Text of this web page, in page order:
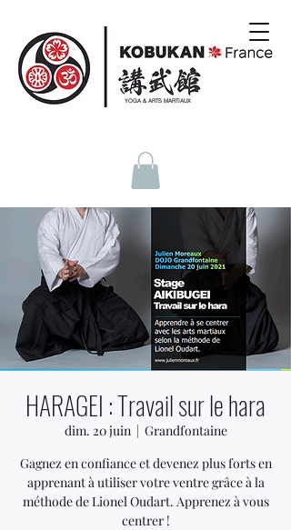
YOGA & ARTS MARTIAUX
HARAGEI : Travail sur le hara
dim. 20 juin
  |
Grandfontaine
Gagnez en confiance et devenez plus forts en
apprenant à utiliser votre ventre grâce à la
méthode de Lionel Oudart. Apprenez à vous
centrer !